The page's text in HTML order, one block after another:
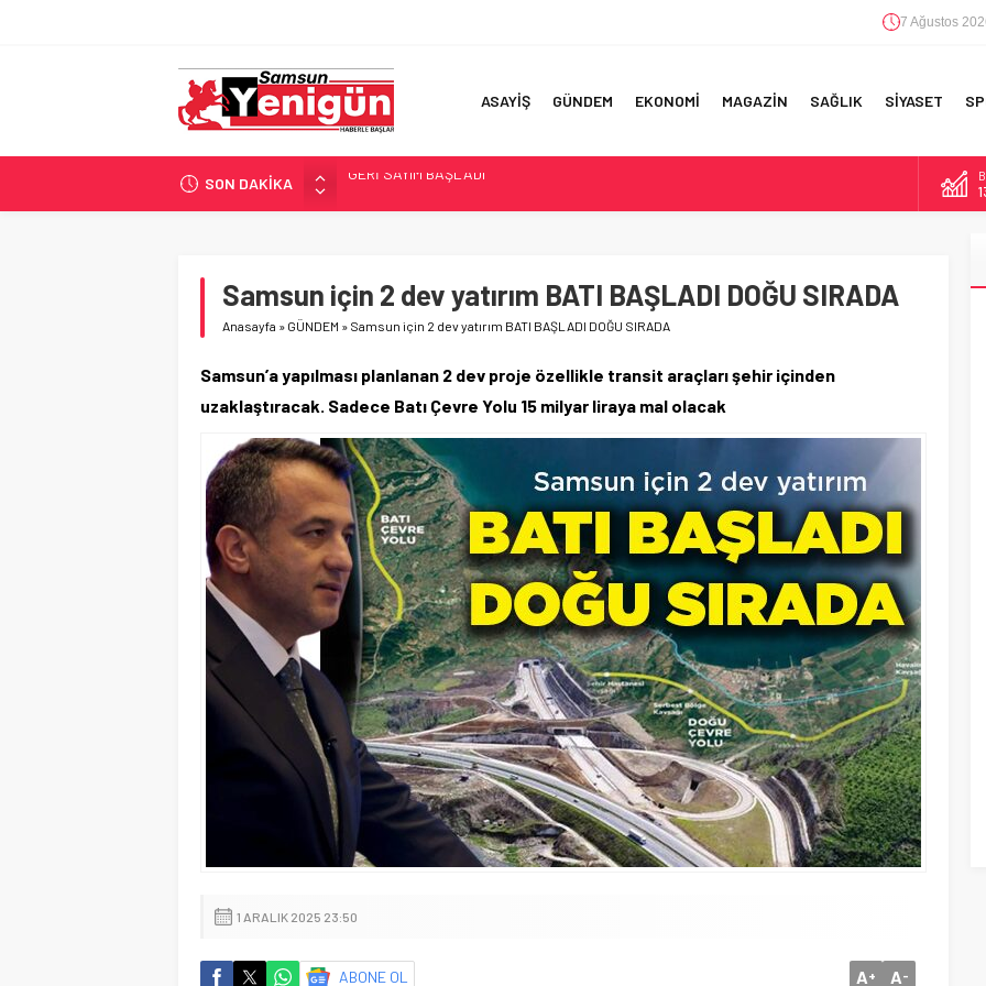
7 Ağustos
ASAYİŞ GÜNDEM EKONOMİ MAGAZİN SAĞLIK SİYASET
SON DAKİKA
SAMSUNSPOR’DA HEDEF 5’İNCİLİK!
‘BAFRA’YA YATIRIM YAPIN!’
YÖNETİCİ SEÇERKEN YAPILAN EN BÜYÜK HATALAR
GERİ SAYIM BAŞLADI
Samsun için 2 dev yatırım BATI BAŞLADI DOĞU SIRADA
Anasayfa » GÜNDEM » Samsun için 2 dev yatırım BATI BAŞLADI DOĞU SIRADA
Samsun’a yapılması planlanan 2 dev proje özellikle transit araçları şehir içinden
uzaklaştıracak. Sadece Batı Çevre Yolu 15 milyar liraya mal olacak
1 ARALIK 2025 23:50
ABONE OL A+ A-